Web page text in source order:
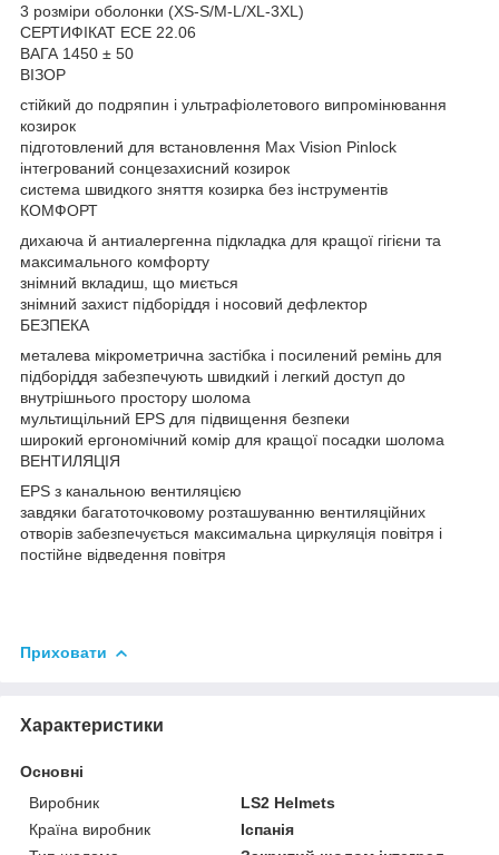
3 розміри оболонки (XS-S/M-L/XL-3XL)
СЕРТИФІКАТ ECE 22.06
ВАГА 1450 ± 50
ВІЗОР
стійкий до подряпин і ультрафіолетового випромінювання
козирок
підготовлений для встановлення Max Vision Pinlock
інтегрований сонцезахисний козирок
система швидкого зняття козирка без інструментів
КОМФОРТ
дихаюча й антиалергенна підкладка для кращої гігієни та
максимального комфорту
знімний вкладиш, що миється
знімний захист підборіддя і носовий дефлектор
БЕЗПЕКА
металева мікрометрична застібка і посилений ремінь для
підборіддя забезпечують швидкий і легкий доступ до
внутрішнього простору шолома
мультищільний EPS для підвищення безпеки
широкий ергономічний комір для кращої посадки шолома
ВЕНТИЛЯЦІЯ
EPS з канальною вентиляцією
завдяки багатоточковому розташуванню вентиляційних
отворів забезпечується максимальна циркуляція повітря і
постійне відведення повітря
Приховати
Характеристики
Основні
Виробник
LS2 Helmets
Країна виробник
Іспанія